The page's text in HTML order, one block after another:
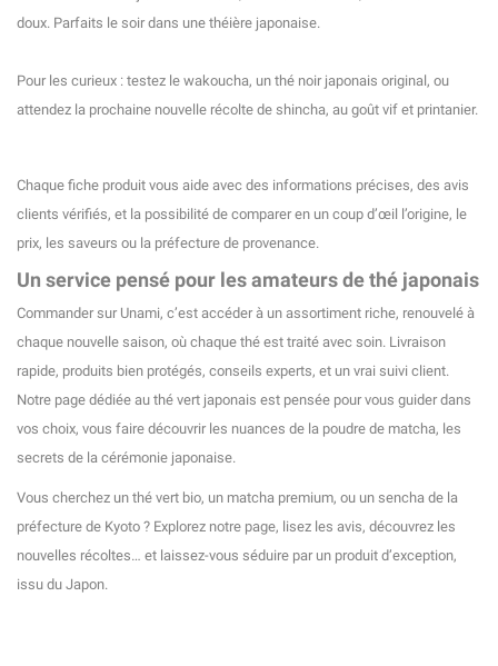
(5 avis)
doux. Parfaits le soir dans une théière japonaise.
Pour les curieux : testez le wakoucha, un thé noir japonais original, ou
attendez la prochaine nouvelle récolte de shincha, au goût vif et printanier.
Chaque fiche produit vous aide avec des informations précises, des avis
clients vérifiés, et la possibilité de comparer en un coup d’œil l’origine, le
prix, les saveurs ou la préfecture de provenance.
Un service pensé pour les amateurs de thé japonais
Commander sur Unami, c’est accéder à un assortiment riche, renouvelé à
chaque nouvelle saison, où chaque thé est traité avec soin. Livraison
rapide, produits bien protégés, conseils experts, et un vrai suivi client.
Notre page dédiée au thé vert japonais est pensée pour vous guider dans
vos choix, vous faire découvrir les nuances de la poudre de matcha, les
secrets de la cérémonie japonaise.
Vous cherchez un thé vert bio, un matcha premium, ou un sencha de la
préfecture de Kyoto ? Explorez notre page, lisez les avis, découvrez les
nouvelles récoltes… et laissez-vous séduire par un produit d’exception,
issu du Japon.